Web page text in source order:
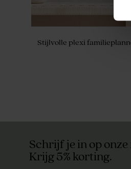
Stijlvolle plexi
Schrijf je in op
Krijg 5% korting.